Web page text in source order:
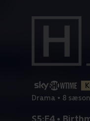
Drama • 8
S5:E4 •